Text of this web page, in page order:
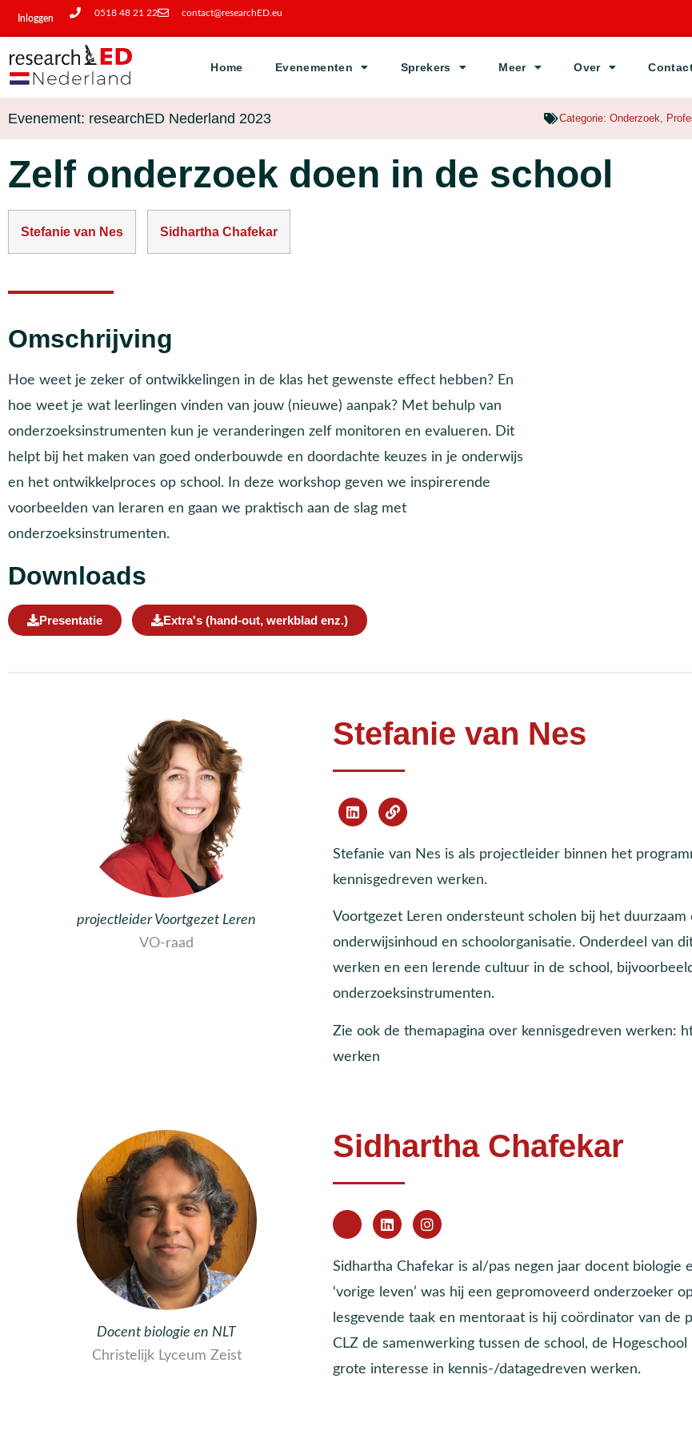
Inloggen
0518 48 21 22 contact@researchED.eu
Home Evenementen Sprekers Meer Over
Evenement: researchED Nederland 2023 Categorie: Onderzoek,
Zelf onderzoek doen in de school
Stefanie van Nes Sidhartha Chafekar
Omschrijving
Hoe weet je zeker of ontwikkelingen in de klas het gewenste effect hebben? En
hoe weet je wat leerlingen vinden van jouw (nieuwe) aanpak? Met behulp van
onderzoeksinstrumenten kun je veranderingen zelf monitoren en evalueren. Dit
helpt bij het maken van goed onderbouwde en doordachte keuzes in je onderwijs
en het ontwikkelproces op school. In deze workshop geven we inspirerende
voorbeelden van leraren en gaan we praktisch aan de slag met
onderzoeksinstrumenten.
Downloads
Presentatie Extra's (hand-out, werkblad enz.)
projectleider Voortgezet Leren
VO-raad
Stefanie van Nes
Stefanie van Nes is als projectleider binnen het
kennisgedreven werken.
Voortgezet Leren ondersteunt scholen bij het
onderwijsinhoud en schoolorganisatie. Onderdeel van
werken en een lerende cultuur in de school,
onderzoeksinstrumenten.
Zie ook de themapagina over kennisgedreven werken:
werken
Docent biologie en NLT
Christelijk Lyceum Zeist
Sidhartha Chafekar
Sidhartha Chafekar is al/pas negen jaar docent biologie
‘vorige leven’ was hij een gepromoveerd onderzoeker
lesgevende taak en mentoraat is hij coördinator van
CLZ de samenwerking tussen de school, de
grote interesse in kennis-/datagedreven werken.